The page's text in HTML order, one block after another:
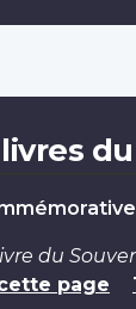
du
page